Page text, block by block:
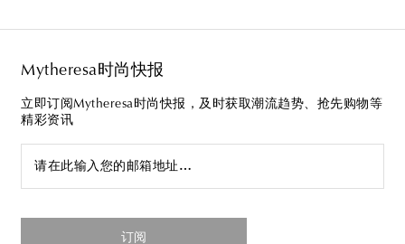
Mytheresa时尚快报
立即订阅Mytheresa时尚快报，及时获取潮流趋势、抢先购物等
精彩资讯
请在此输入您的邮箱地址…
订阅